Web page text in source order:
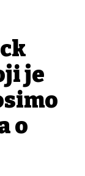
je
o